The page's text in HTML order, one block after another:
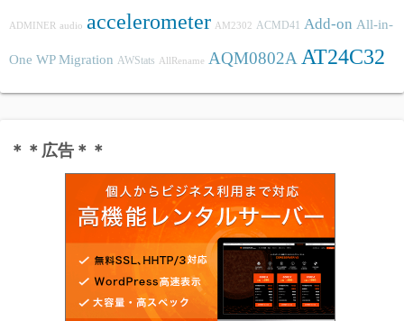
ADMINER audio accelerometer AM2302 ACMD41 Add-on All-in-
One WP Migration AWStats AllRename AQM0802AAT24C32
＊＊広告＊＊